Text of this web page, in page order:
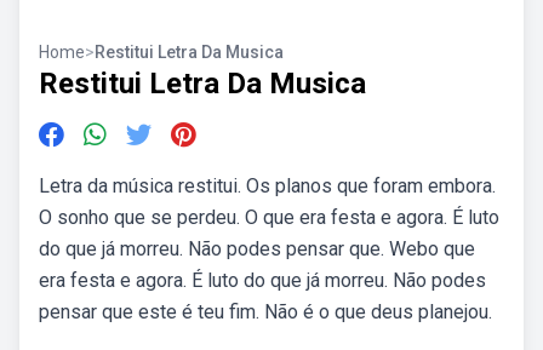
Home>Restitui Letra Da Musica
Restitui Letra Da Musica
Letra da música restitui. Os planos que foram embora.
O sonho que se perdeu. O que era festa e agora. É luto
do que já morreu. Não podes pensar que. Webo que
era festa e agora. É luto do que já morreu. Não podes
pensar que este é teu fim. Não é o que deus planejou.